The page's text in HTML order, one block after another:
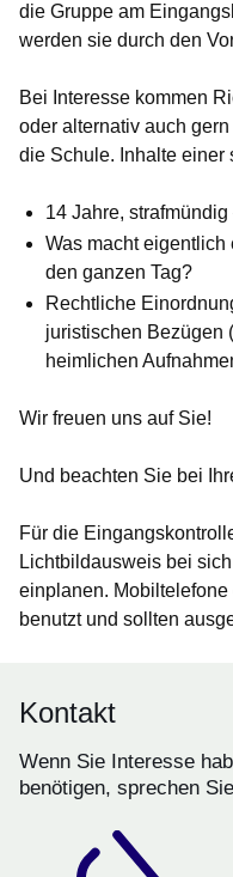
die Gruppe am
werden sie durch den
Bei Interesse kommen
oder alternativ auch
die Schule. Inhalte einer
14 Jahre,
Was macht
den ganzen Tag?
Rechtliche
juristischen Bezügen
heimlichen
Wir freuen uns auf Sie!
Und beachten Sie bei
Für die
Lichtbildausweis bei
einplanen. Mobiltelefone
benutzt und sollten
Kontakt
Wenn Sie Interesse
benötigen, sprechen